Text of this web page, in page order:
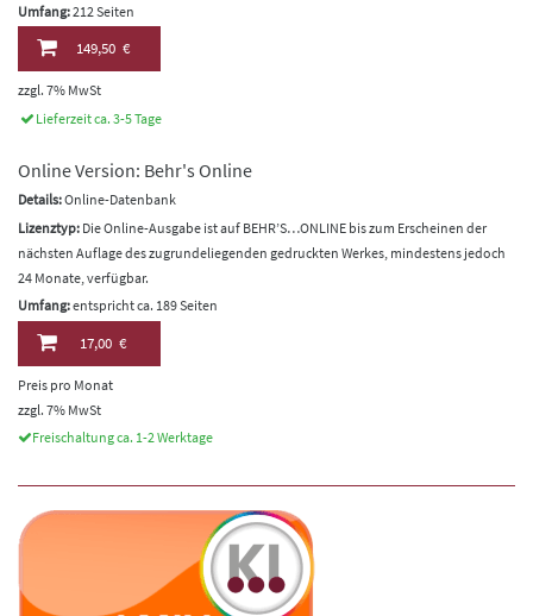
Umfang:212 Seiten
149,50 €
zzgl. 7% MwSt
Lieferzeit ca. 3-5 Tage
Online Version: Behr's Online
Details:Online-Datenbank
Lizenztyp: Die Online-Ausgabe ist auf BEHR’S…ONLINE bis zum Erscheinen der
nächsten Auflage des zugrundeliegenden gedruckten Werkes, mindestens jedoch
24 Monate, verfügbar.
Umfang:entspricht ca. 189 Seiten
17,00 €
Preis pro Monat
zzgl. 7% MwSt
Freischaltung ca. 1-2 Werktage